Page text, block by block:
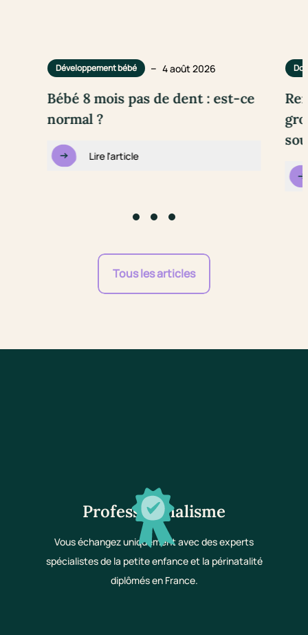
Développement bébé – 4 août 2026
Bébé 8 mois pas de dent : est-ce
normal ?
Lire l'article
Tous les articles
Professionnalisme
Vous échangez uniquement avec des experts
spécialistes de la petite enfance et la périnatalité
diplômés en France.